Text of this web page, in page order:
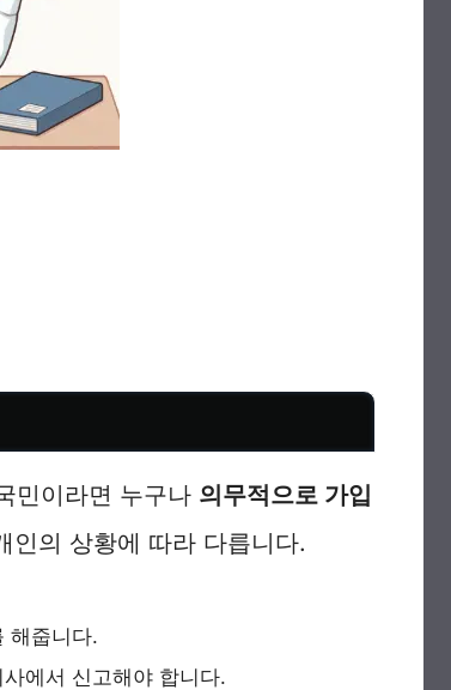
민이라면 누구나 의무적으로 가입
인의 상황에 따라 다릅니다.
해줍니다.
에서 신고해야 합니다.